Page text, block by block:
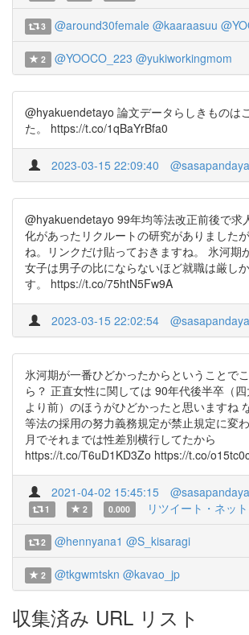
3 @around30female @kaaraasuu
2 @YOOCO_223 @yukiworkingmom
@hyakuendetayo 論文データらしきものは
た。 https://t.co/1qBaYrBfa0
2023-03-15 22:09:40
@hyakuendetayo 99年均等法改正前後で求
化があったリクルートの研究がありました
ね。リンクだけ貼っておきますね。 氷河期
女子は男子の比にならないほど就職は厳し
す。 https://t.co/75htN5Fw9A
2023-03-15 22:02:54
氷河期が一番ひどかったからということで
ら？ 正直女性に関しては 90年代後半卒（
より前）のほうがひどかったと思いますね
等法の採用の努力義務規定が禁止規定に変
月でそれまでは性差別横行してたから
https://t.co/T6uD1KD3Zo https://t.co/
2021-04-02 15:45:15
1 2 0.000 リツイート・ネッ
2 @hennyana1 @S_kisaragi
2 @tkgwmtskn @kavao_jp
収集済み URL リスト